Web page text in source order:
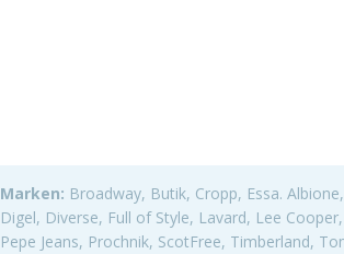
Marken: Broadway, Butik, Cropp, Essa.
Digel, Diverse, Full of Style, Lavard, Lee
Pepe Jeans, Prochnik, ScotFree, Timberland,